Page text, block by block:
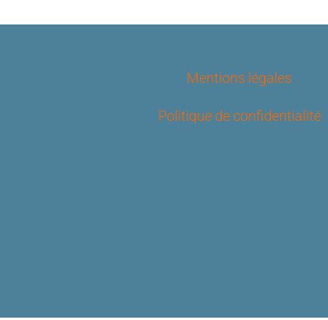
Mentions légales
Politique de confidentialité